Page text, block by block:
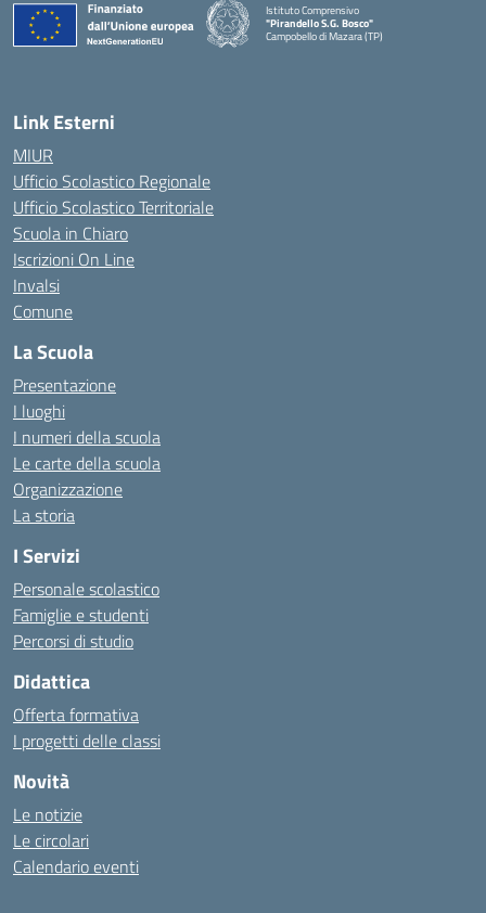
Istituto Comprensivo
"Pirandello S.G. Bosco"
Campobello di Mazara (TP)
— Visita la pagina iniziale della scuola
Link Esterni
MIUR
Ufficio Scolastico Regionale
Ufficio Scolastico Territoriale
Scuola in Chiaro
Iscrizioni On Line
Invalsi
Comune
La Scuola
Presentazione
I luoghi
I numeri della scuola
Le carte della scuola
Organizzazione
La storia
I Servizi
Personale scolastico
Famiglie e studenti
Percorsi di studio
Didattica
Offerta formativa
I progetti delle classi
Novità
Le notizie
Le circolari
Calendario eventi